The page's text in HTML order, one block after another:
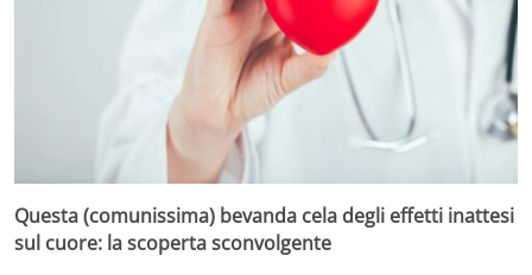
Questa (comunissima) bevanda cela degli effetti inattesi
sul cuore: la scoperta sconvolgente